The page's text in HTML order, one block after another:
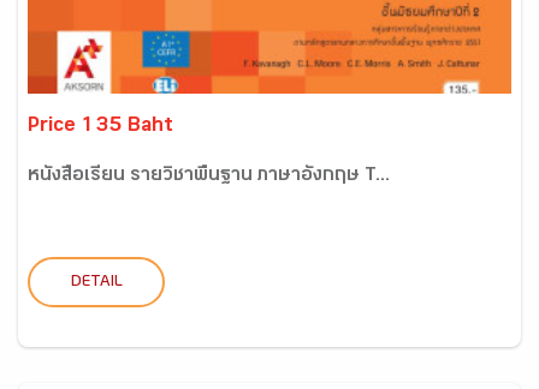
Price 135 Baht
หนังสือเรียน รายวิชาพื้นฐาน ภาษาอังกฤษ T...
DETAIL